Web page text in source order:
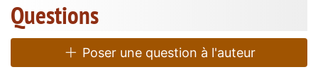
Questions
Poser une question à l'auteur